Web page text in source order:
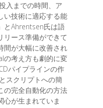
入までの時間、ア
い技術に適応する能
とAhrentsen氏は語
リース準備ができて
間が大幅に改善され
の考え方も劇的に変
パイプラインの作
スクリプトへの簡
の完全自動化の方法
心が生まれていま